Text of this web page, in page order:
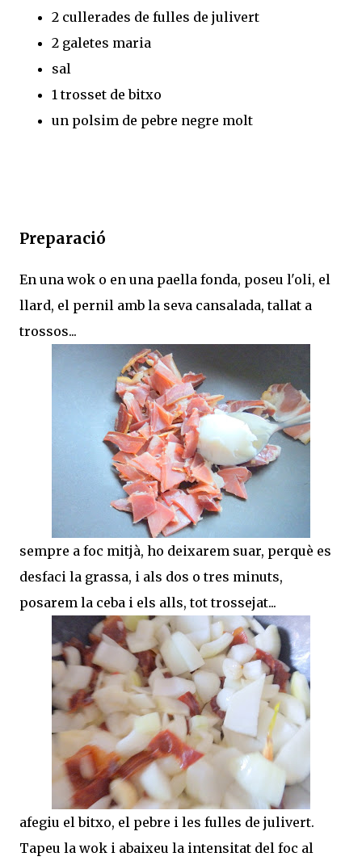
2 cullerades de fulles de julivert
2 galetes maria
sal
1 trosset de bitxo
un polsim de pebre negre molt
Preparació
En una wok o en una paella fonda, poseu l'oli, el
llard, el pernil amb la seva cansalada, tallat a
trossos...
sempre a foc mitjà, ho deixarem suar, perquè es
desfaci la grassa, i als dos o tres minuts,
posarem la ceba i els alls, tot trossejat...
afegiu el bitxo, el pebre i les fulles de julivert.
Tapeu la wok i abaixeu la intensitat del foc al